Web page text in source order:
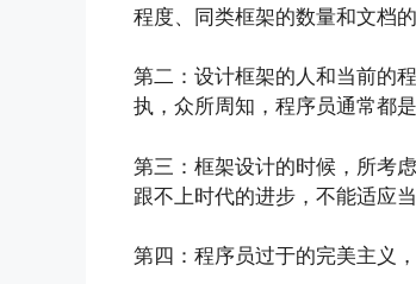
程度、同类框架的数量和文档
第二：设计框架的人和当前的
执，众所周知，程序员通常都
第三：框架设计的时候，所考
跟不上时代的进步，不能适应
第四：程序员过于的完美主义